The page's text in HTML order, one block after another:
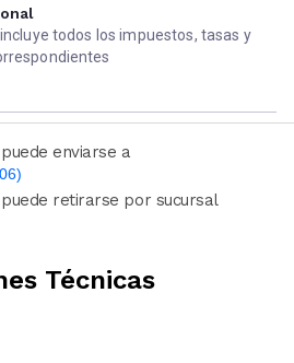
todos los impuestos, tasas y
enviarse a
(sólo números)
retirarse por sucursal
Técnicas